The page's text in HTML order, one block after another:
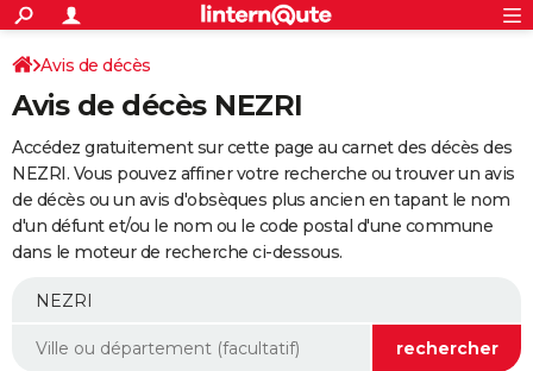
ACTUALITÉS
Politique
Société
Faits Divers
Education
Monde
Villes
+
SPORT
Coupe du monde 2026
Football
Tennis
Cyclisme
Rugby
Forum
Programme TV
TNT
Streaming
Cinéma
Sorties cinéma
Musique
+
FINANCE
Retraite
Impôts
Epargne
Immobilier
Risques naturels par ville
Banque
Assurance
Crédit
AUTO
Essais
Réserver un essai
Citadines
Berlines
SUV
Forum auto
+
Mobiles
Meilleur smartphone
Internet
Ordinateurs
Jeux vidéo
Guide high-tech
Aménagement intérieur
Avis de décès
Avis de décès NEZRI
Accédez gratuitement sur cette page au carnet des décès des
NEZRI. Vous pouvez affiner votre recherche ou trouver un avis
de décès ou un avis d'obsèques plus ancien en tapant le nom
d'un défunt et/ou le nom ou le code postal d'une commune
dans le moteur de recherche ci-dessous.